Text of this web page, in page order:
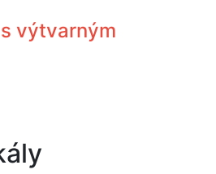
s výtvarným